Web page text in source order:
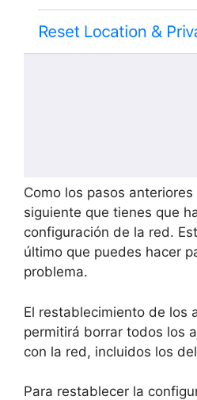
Como los pasos
siguiente que tienes que
configuración de la red.
último que puedes hacer
problema.
El restablecimiento de los
permitirá borrar todos los
con la red, incluidos los
Para restablecer la